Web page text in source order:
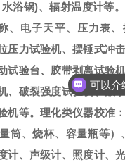
浴锅)、辐射温度计等
、电子天平、压力表、
压力试验机、摆锤式冲
试验台、胶带剥离试验
、破裂强度试验机、数
机等。理化类仪器校准
筒、烧杯、容量瓶等）
计、声级计、照度计、